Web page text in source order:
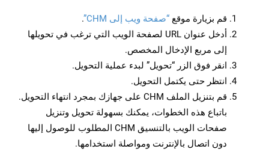
قم بزيارة موقع “صفحة ويب إلى CHM”
.
أدخل عنوان URL لصفحة الويب التي ترغب في تحويلها
إلى مربع الإدخال المخصص.
انقر فوق الزر “تحويل” لبدء عملية التحويل.
انتظر حتى يكتمل التحويل.
قم بتنزيل الملف CHM على جهازك بمجرد انتهاء التحويل.
باتباع هذه الخطوات، يمكنك بسهولة تحويل وتنزيل
صفحات الويب بالتنسيق CHM المطلوب للوصول إليها
دون اتصال بالإنترنت ومواصلة استخدامها.